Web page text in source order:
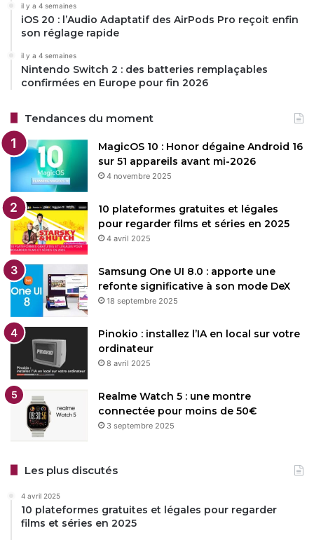
il y a 4 semaines
iOS 20 : l’Audio Adaptatif des AirPods Pro reçoit enfin
son réglage rapide
il y a 4 semaines
Nintendo Switch 2 : des batteries remplaçables
confirmées en Europe pour fin 2026
Tendances du moment
MagicOS 10 : Honor dégaine Android 16
sur 51 appareils avant mi-2026
4 novembre 2025
10 plateformes gratuites et légales
pour regarder films et séries en 2025
4 avril 2025
Samsung One UI 8.0 : apporte une
refonte significative à son mode DeX
18 septembre 2025
Pinokio : installez l’IA en local sur votre
ordinateur
8 avril 2025
Realme Watch 5 : une montre
connectée pour moins de 50€
3 septembre 2025
Les plus discutés
4 avril 2025
10 plateformes gratuites et légales pour regarder
films et séries en 2025